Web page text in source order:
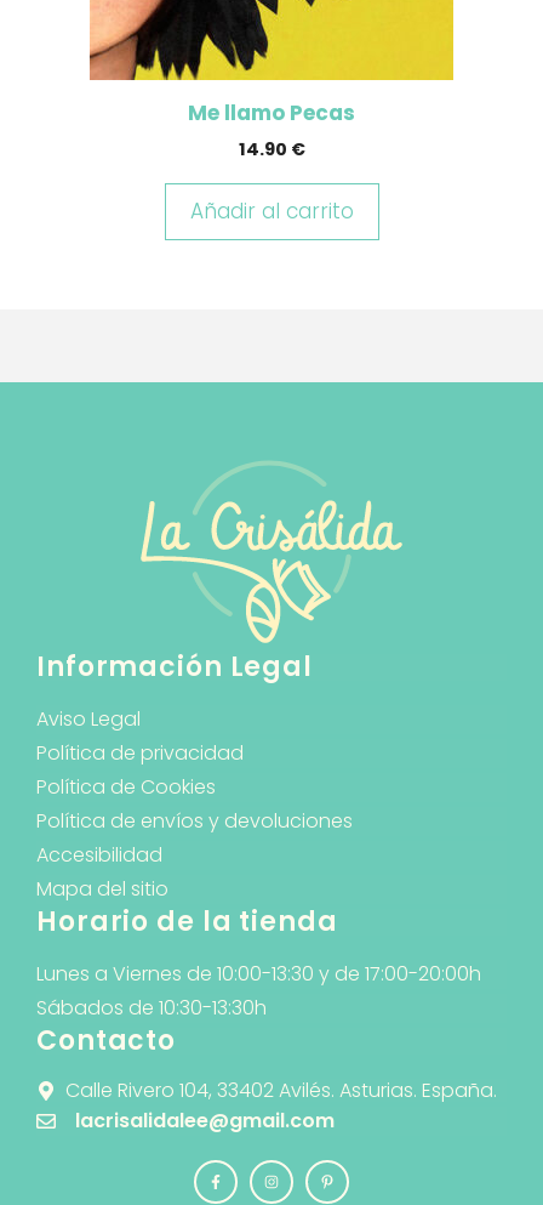
Me llamo Pecas
14.90 €
Añadir al carrito
Información Legal
Aviso Legal
Política de privacidad
Política de Cookies
Política de envíos y devoluciones
Accesibilidad
Mapa del sitio
Horario de la tienda
Lunes a Viernes de 10:00-13:30 y de 17:00-20:00h
Sábados de 10:30-13:30h
Contacto
Calle Rivero 104, 33402 Avilés. Asturias. España.
lacrisalidalee@gmail.com